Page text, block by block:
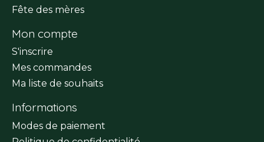
Fête des mères
Mon compte
S'inscrire
Mes commandes
Ma liste de souhaits
Informations
Modes de paiement